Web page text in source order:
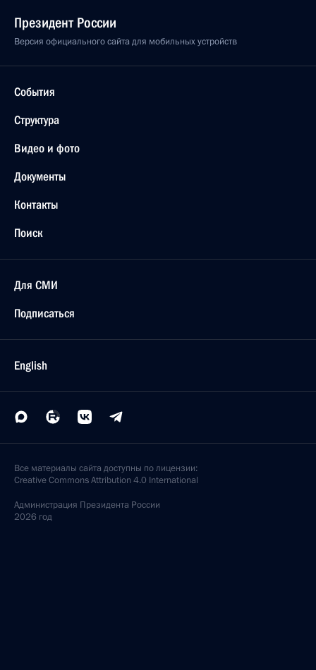
Президент России
Версия официального сайта для мобильных устройств
События
Структура
Видео и фото
Документы
Контакты
Поиск
Для СМИ
Подписаться
English
Все материалы сайта доступны по лицензии:
Creative Commons Attribution 4.0 International
Администрация Президента России
2026 год